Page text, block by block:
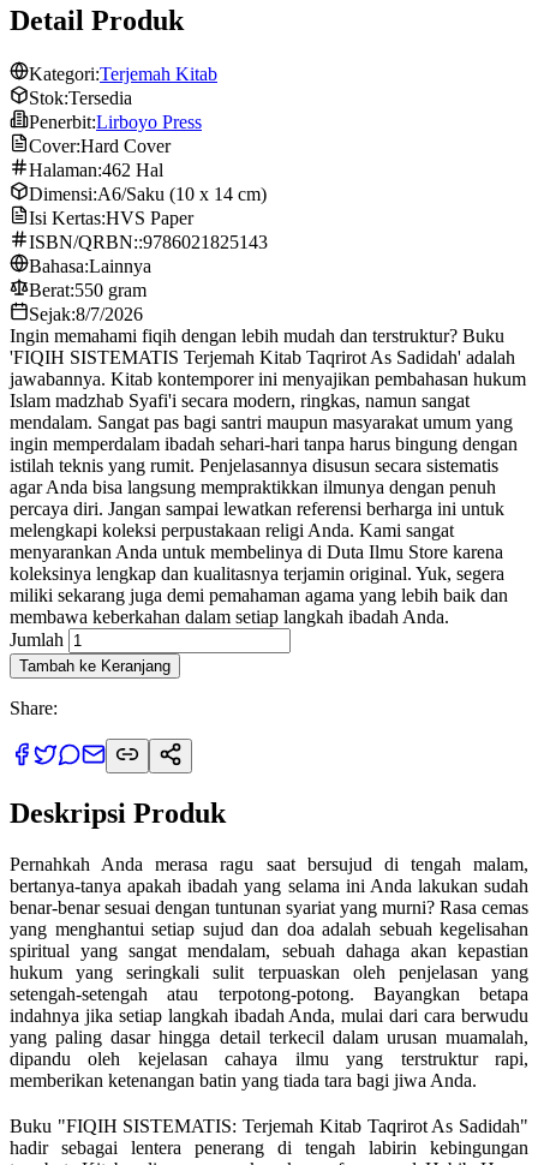
Detail Produk
Kategori:Terjemah Kitab
Stok:Tersedia
Penerbit:Lirboyo Press
Cover:Hard Cover
Halaman:462 Hal
Dimensi:A6/Saku (10 x 14 cm)
Isi Kertas:HVS Paper
ISBN/QRBN::9786021825143
Bahasa:Lainnya
Berat:550 gram
Sejak:8/7/2026
Ingin memahami fiqih dengan lebih mudah dan terstruktur? Buku
'FIQIH SISTEMATIS Terjemah Kitab Taqrirot As Sadidah' adalah
jawabannya. Kitab kontemporer ini menyajikan pembahasan hukum
Islam madzhab Syafi'i secara modern, ringkas, namun sangat
mendalam. Sangat pas bagi santri maupun masyarakat umum yang
ingin memperdalam ibadah sehari-hari tanpa harus bingung dengan
istilah teknis yang rumit. Penjelasannya disusun secara sistematis
agar Anda bisa langsung mempraktikkan ilmunya dengan penuh
percaya diri. Jangan sampai lewatkan referensi berharga ini untuk
melengkapi koleksi perpustakaan religi Anda. Kami sangat
menyarankan Anda untuk membelinya di Duta Ilmu Store karena
koleksinya lengkap dan kualitasnya terjamin original. Yuk, segera
miliki sekarang juga demi pemahaman agama yang lebih baik dan
membawa keberkahan dalam setiap langkah ibadah Anda.
Jumlah
Tambah ke Keranjang
Share:
Deskripsi Produk
Pernahkah Anda merasa ragu saat bersujud di tengah malam,
bertanya-tanya apakah ibadah yang selama ini Anda lakukan sudah
benar-benar sesuai dengan tuntunan syariat yang murni? Rasa cemas
yang menghantui setiap sujud dan doa adalah sebuah kegelisahan
spiritual yang sangat mendalam, sebuah dahaga akan kepastian
hukum yang seringkali sulit terpuaskan oleh penjelasan yang
setengah-setengah atau terpotong-potong. Bayangkan betapa
indahnya jika setiap langkah ibadah Anda, mulai dari cara berwudu
yang paling dasar hingga detail terkecil dalam urusan muamalah,
dipandu oleh kejelasan cahaya ilmu yang terstruktur rapi,
memberikan ketenangan batin yang tiada tara bagi jiwa Anda.
Buku "FIQIH SISTEMATIS: Terjemah Kitab Taqrirot As Sadidah"
hadir sebagai lentera penerang di tengah labirin kebingungan